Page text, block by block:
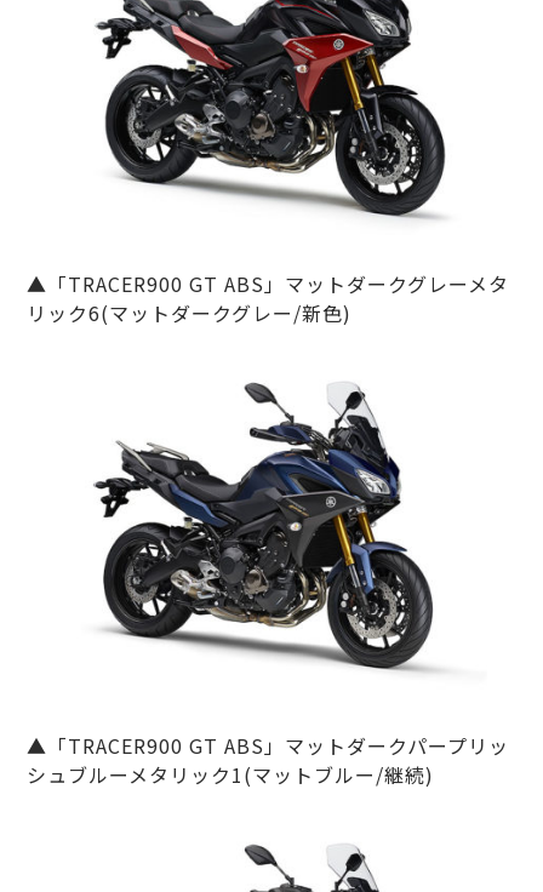
▲「TRACER900 GT ABS」マットダークグレーメタ
リック6(マットダークグレー/新色)
▲「TRACER900 GT ABS」マットダークパープリッ
シュブルーメタリック1(マットブルー/継続)